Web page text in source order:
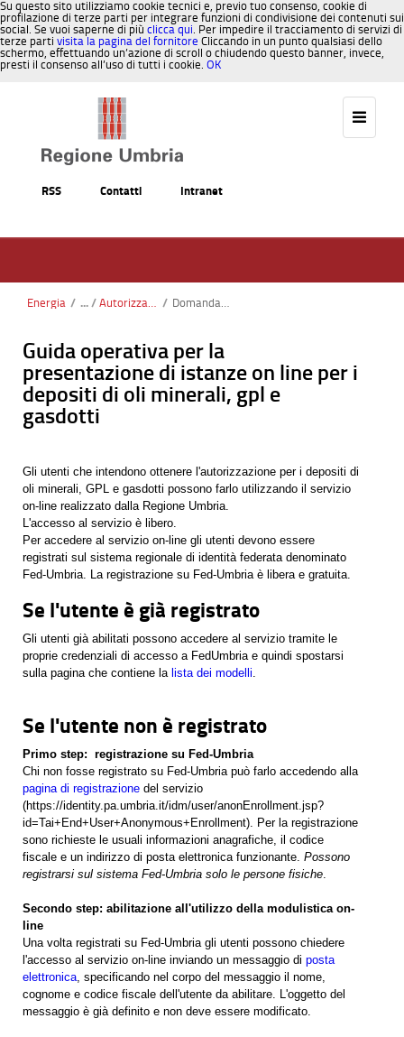
Su questo sito utilizziamo cookie tecnici e, previo tuo consenso, cookie di
profilazione di terze parti per integrare funzioni di condivisione dei contenuti sui
social. Se vuoi saperne di più clicca qui. Per impedire il tracciamento di servizi di
terze parti visita la pagina del fornitore Cliccando in un punto qualsiasi dello
schermo, effettuando un’azione di scroll o chiudendo questo banner, invece,
presti il consenso all’uso di tutti i cookie. OK
RSS Contatti Intranet
Energia / Autorizzazioni regionali / Domanda depositi
Guida operativa per la
presentazione di istanze on line per i
depositi di oli minerali, gpl e
gasdotti
Gli utenti che intendono ottenere l'autorizzazione per i depositi di
oli minerali, GPL e gasdotti possono farlo utilizzando il servizio
on-line realizzato dalla Regione Umbria.
L'accesso al servizio è libero.
Per accedere al servizio on-line gli utenti devono essere
registrati sul sistema regionale di identità federata denominato
Fed-Umbria. La registrazione su Fed-Umbria è libera e gratuita.
Se l'utente è già registrato
Gli utenti già abilitati possono accedere al servizio tramite le
proprie credenziali di accesso a FedUmbria e quindi spostarsi
sulla pagina che contiene la lista dei modelli
Se l'utente non è registrato
Primo step: registrazione su Fed-Umbria
Chi non fosse registrato su Fed-Umbria può farlo accedendo alla
pagina di registrazione del servizio
(https://identity.pa.umbria.it/idm/user/anonEnrollment.jsp?
id=Tai+End+User+Anonymous+Enrollment). Per la registrazione
sono richieste le usuali informazioni anagrafiche, il codice
fiscale e un indirizzo di posta elettronica funzionante. Possono
registrarsi sul sistema Fed-Umbria solo le persone fisiche
Secondo step: abilitazione all'utilizzo della modulistica on-
line
Una volta registrati su Fed-Umbria gli utenti possono chiedere
l'accesso al servizio on-line inviando un messaggio di posta
elettronica , specificando nel corpo del messaggio il nome,
cognome e codice fiscale dell'utente da abilitare. L'oggetto del
messaggio è già definito e non deve essere modificato.